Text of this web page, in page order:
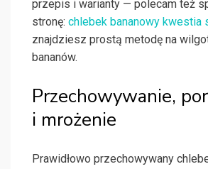
przepis i warianty — polecam też
stronę: chlebek bananowy kwestia
znajdziesz prostą metodę na
bananów.
Przechowywanie,
i mrożenie
Prawidłowo przechowywany